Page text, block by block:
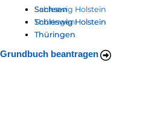
Schleswig Holstein
Thüringen
Grundbuch beantragen
Sachsen
Schleswig Holstein
Thüringen
Sachsen
Schleswig Holstein
Thüringen